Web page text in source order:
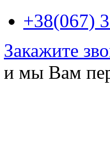
+38(067)
Закажите
и мы Вам